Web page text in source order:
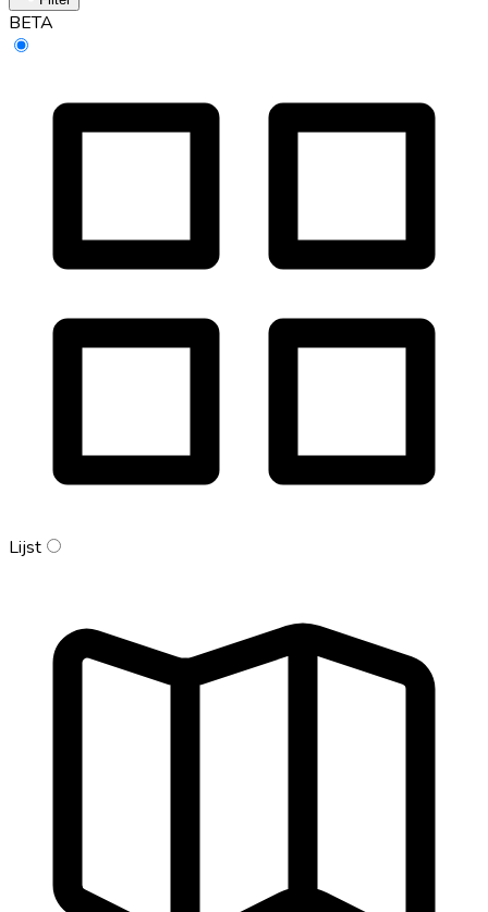
BETA
Lijst